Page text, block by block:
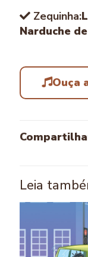
Zequinha:
Narduche
Ouça
Leia